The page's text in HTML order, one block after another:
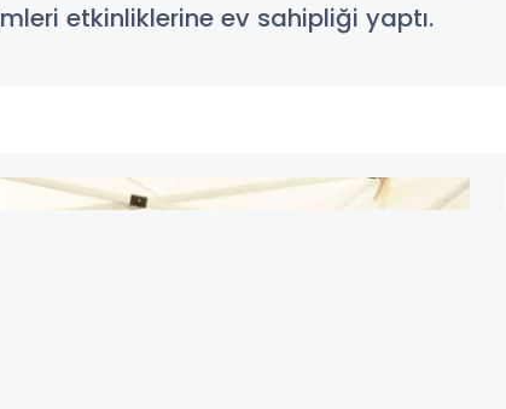
etkinliklerine ev sahipliği yaptı.